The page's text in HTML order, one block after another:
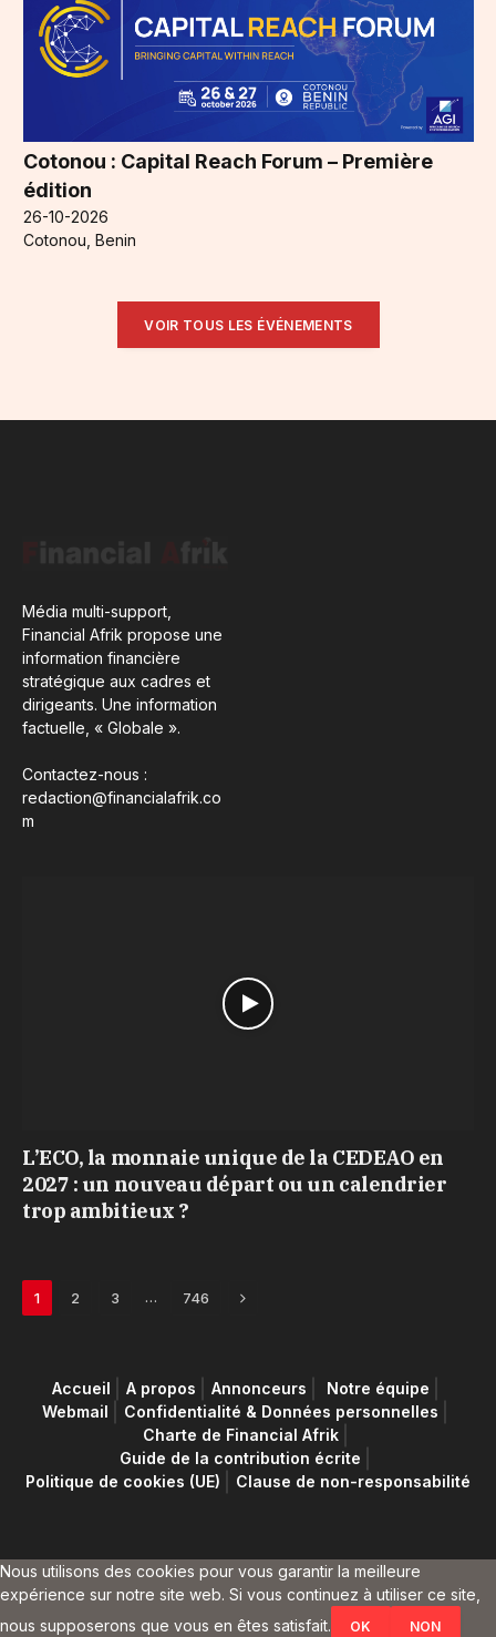
Cotonou : Capital Reach Forum – Première
édition
26-10-2026
Cotonou, Benin
VOIR TOUS LES ÉVÉNEMENTS
Média multi-support,
Financial Afrik propose une
information financière
stratégique aux cadres et
dirigeants. Une information
factuelle, « Globale ».
Contactez-nous :
redaction@financialafrik.co
m
L’ECO, la monnaie unique de la CEDEAO en
2027 : un nouveau départ ou un calendrier
trop ambitieux ?
1 2 3 … 746 Next
Accueil A propos Annonceurs
Notre équipe
Webmail
Confidentialité & Données personnelles
Charte de Financial Afrik
Guide de la contribution écrite
Politique de cookies (UE)
Clause de non-responsabilité
Nous utilisons des cookies pour vous garantir la meilleure
expérience sur notre site web. Si vous continuez à utiliser ce site,
nous supposerons que vous en êtes satisfait.
OK NON